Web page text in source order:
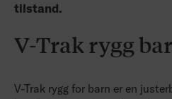
tilstand.
V-Trak rygg
V-Trak rygg for barn er en